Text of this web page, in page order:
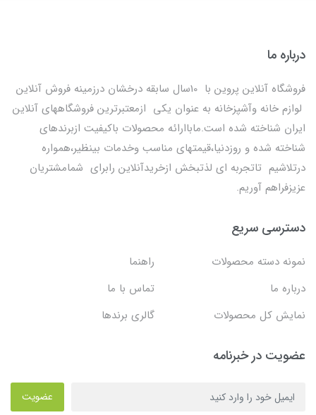
درباره ما
فروشگاه آنلاین پروین با 10سال سابقه درخشان درزمینه فروش آنلاین
لوازم خانه وآشپزخانه به عنوان یکی ازمعتبرترین فروشگاههای آنلاین
ایران شناخته شده است.ماباارائه محصولات باکیفیت ازبرندهای
شناخته شده و روزدنیا،قیمتهای مناسب وخدمات بینظیر،همواره
درتلاشیم تاتجربه ای لذتبخش ازخریدآنلاین رابرای شمامشتریان
عزیزفراهم آوریم.
دسترسی سریع
نمونه دسته محصولات
راهنما
درباره ما
تماس با ما
نمایش کل محصولات
گالری برندها
عضویت در خبرنامه
عضویت